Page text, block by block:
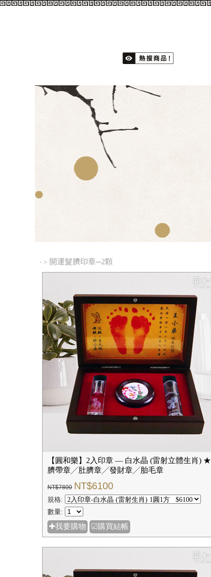
‧ > 開運髮臍印章─2顆
【圓和樂】2入印章 — 白水晶 (雷射立體生肖) ★
臍帶章╱肚臍章╱發財章╱胎毛章
NT$7800 NT$6100
規格:
數量:
✚我要購物 ☑購買結帳